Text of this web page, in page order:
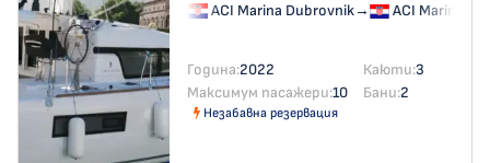
ACI Marina Dubrovnik→ ACI Marina
Година:2022 Каюти:3
Максимум пасажери:10 Бани:2
Незабавна резервация